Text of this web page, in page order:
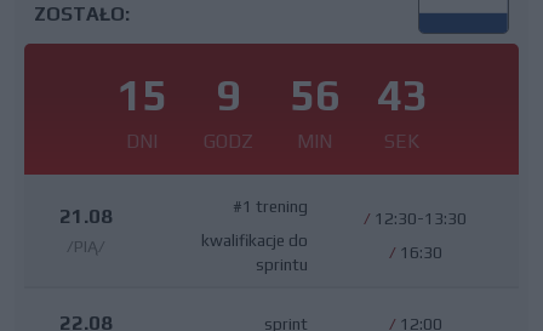
ZOSTAŁO:
15
DNI
9
GODZ
56
MIN
42
SEK
21.08
/PIĄ/
#1 trening
kwalifikacje do
sprintu
/ 12:30-13:30
/ 16:30
22.08
sprint
/ 12:00